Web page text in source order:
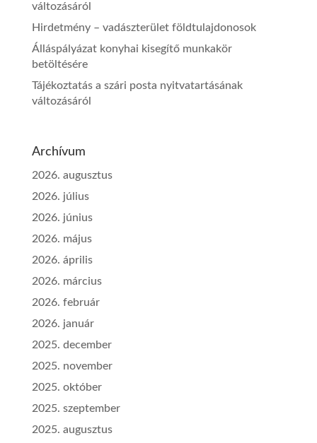
változásáról
Hirdetmény – vadászterület földtulajdonosok
Álláspályázat konyhai kisegítő munkakör
betöltésére
Tájékoztatás a szári posta nyitvatartásának
változásáról
Archívum
2026. augusztus
2026. július
2026. június
2026. május
2026. április
2026. március
2026. február
2026. január
2025. december
2025. november
2025. október
2025. szeptember
2025. augusztus